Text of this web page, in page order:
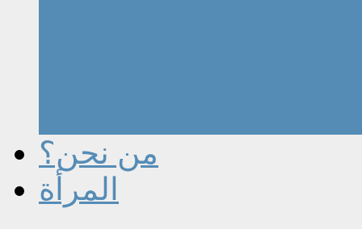
من نحن؟
المرأة